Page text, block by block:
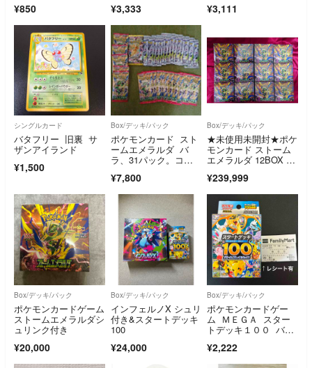
¥850 リートセット【③】
¥3,333 ¥3,111
シングルカード
バタフリー 旧裏 サ
ザンアイランド
¥1,500
Box/デッキ/パック
ポケモンカード スト
ームエメラルダ バ
ラ、31パック。コン
¥7,800
Box/デッキ/パック
★未使用未開封★ポケ
モンカード ストーム
エメラルダ 12BOX シ
¥239,999
Box/デッキ/パック
ポケモンカードゲーム
ストームエメラルダシ
ュリンク付き
¥20,000
Box/デッキ/パック
インフェルノX シュリ
付き&スタートデッキ
100
¥24,000
Box/デッキ/パック
ポケモンカードゲー
ム ＭＥＧＡ スター
トデッキ１００ バト
¥2,222